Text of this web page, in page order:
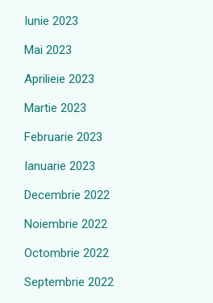
Iunie 2023
Mai 2023
Aprilieie 2023
Martie 2023
Februarie 2023
Ianuarie 2023
Decembrie 2022
Noiembrie 2022
Octombrie 2022
Septembrie 2022